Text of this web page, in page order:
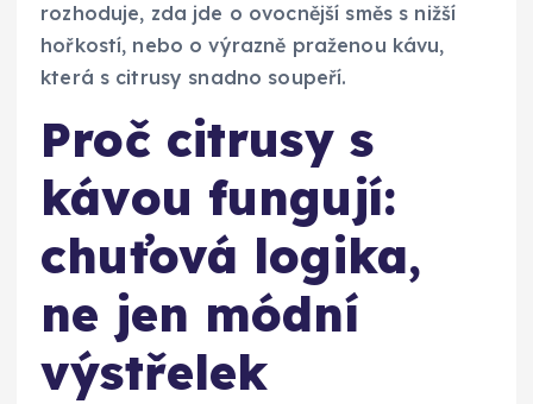
rozhoduje, zda jde o ovocnější směs s nižší
hořkostí, nebo o výrazně praženou kávu,
která s citrusy snadno soupeří.
Proč citrusy s
kávou fungují:
chuťová logika,
ne jen módní
výstřelek